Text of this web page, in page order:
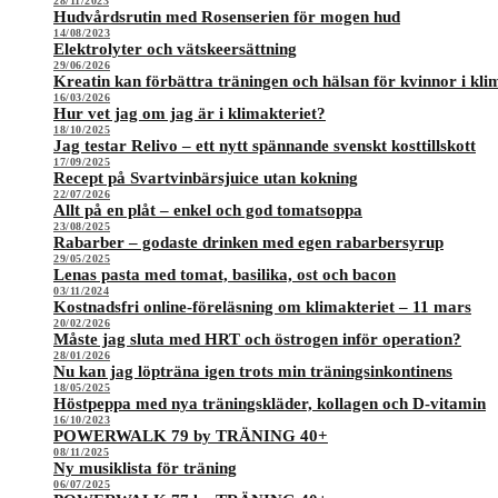
Hudvårdsrutin med Rosenserien för mogen hud
14/08/2023
Elektrolyter och vätskeersättning
29/06/2026
Kreatin kan förbättra träningen och hälsan för kvinnor i
16/03/2026
Hur vet jag om jag är i klimakteriet?
18/10/2025
Jag testar Relivo – ett nytt spännande svenskt kosttillskott
17/09/2025
Recept på Svartvinbärsjuice utan kokning
22/07/2026
Allt på en plåt – enkel och god tomatsoppa
23/08/2025
Rabarber – godaste drinken med egen rabarbersyrup
29/05/2025
Lenas pasta med tomat, basilika, ost och bacon
03/11/2024
Kostnadsfri online-föreläsning om klimakteriet – 11 mars
20/02/2026
Måste jag sluta med HRT och östrogen inför operation?
28/01/2026
Nu kan jag löpträna igen trots min träningsinkontinens
18/05/2025
Höstpeppa med nya träningskläder, kollagen och D-vitamin
16/10/2023
POWERWALK 79 by TRÄNING 40+
08/11/2025
Ny musiklista för träning
06/07/2025